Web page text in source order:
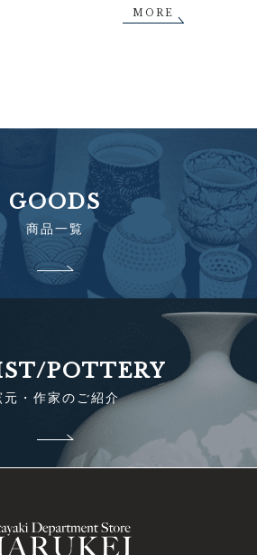
MORE
GOODS
商品一覧
POTTERY
元・作家のご紹介